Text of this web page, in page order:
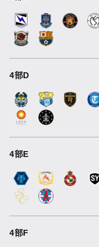
4部D
4部E
4部F